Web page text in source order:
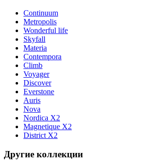
Continuum
Metropolis
Wonderful life
Skyfall
Materia
Contempora
Climb
Voyager
Discover
Everstone
Auris
Nova
Nordica X2
Magnetique X2
District X2
Другие коллекции